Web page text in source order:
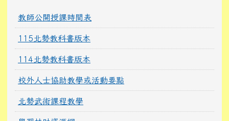
教師公開授課時間表
115北勢教科書版本
114北勢教科書版本
校外人士協助教學或活動要點
北勢武術課程教學